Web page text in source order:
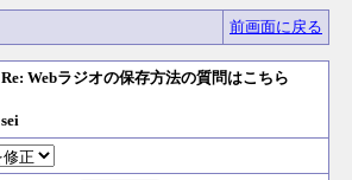
前画面に戻る
Re: Webラジオの保存方法の質問はこちら
sei